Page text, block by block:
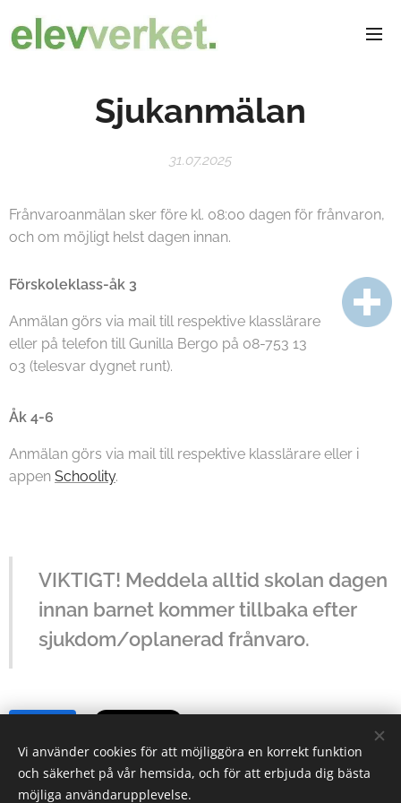
Sjukanmälan
31.07.2025
Frånvaroanmälan sker före kl. 08:00 dagen för frånvaron,
och om möjligt helst dagen innan.
Förskoleklass-åk 3
Anmälan görs via mail till respektive klasslärare
eller på telefon till Gunilla Bergo på 08-753 13
03 (telesvar dygnet runt).
Åk 4-6
Anmälan görs via mail till respektive klasslärare eller i
appen Schoolity.
VIKTIGT! Meddela alltid skolan dagen
innan barnet kommer tillbaka efter
sjukdom/oplanerad frånvaro.
Vi använder cookies för att möjliggöra en korrekt funktion
och säkerhet på vår hemsida, och för att erbjuda dig bästa
möjliga användarupplevelse.